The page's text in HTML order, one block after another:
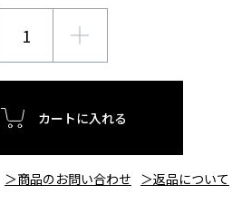
カートに入れる
＞商品のお問い合わせ ＞返品について